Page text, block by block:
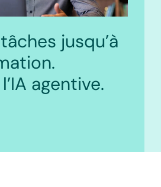
jusqu’à
agentive.